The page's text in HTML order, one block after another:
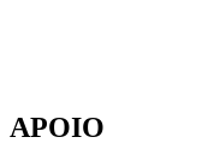
APOIO